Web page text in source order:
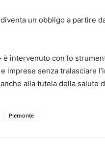
un obbligo a partire
è intervenuto con lo
imprese senza tralasciare
alla tutela della salute
Piemonte